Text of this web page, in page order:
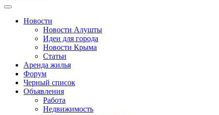
Новости
Новости Алушты
Идеи для города
Новости Крыма
Статьи
Аренда жилья
Форум
Черный список
Объявления
Работа
Недвижимость